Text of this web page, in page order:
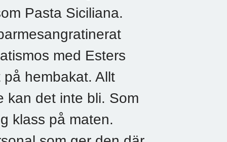
Pasta Siciliana.
med Esters
hembakat. Allt
kan det inte bli. Som
klass på maten.